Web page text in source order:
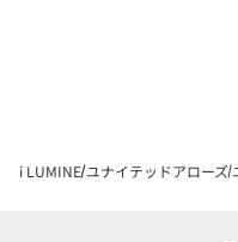
i LUMINE ユナイテッドアローズ